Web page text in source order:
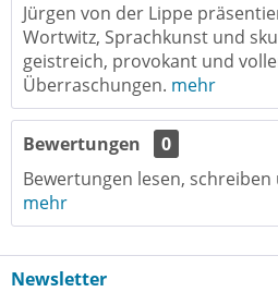
Jürgen von der Lippe
Wortwitz, Sprachkunst und
geistreich, provokant und
Überraschungen. mehr
Bewertungen
0
Bewertungen lesen,
mehr
Newsletter